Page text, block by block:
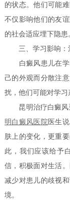
的状态。他们可能
不仅影响他们的友
的社会适应埋下隐患
三、学习影响：
白癜风患儿在学
己的外观而分散注
扰，他们可能对学习
昆明治疗白癜风
明白癜风医院 医生
肤上的变化，更重
此，我们应该给予
信，积极面对生活
减少对患儿的歧视
境。